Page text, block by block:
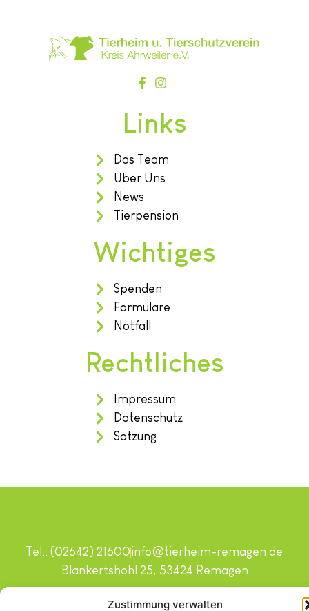
Zustimmung verwalten
Links
Das Team
Über Uns
News
Tierpension
Wichtiges
Spenden
Formulare
Notfall
Rechtliches
Impressum
Datenschutz
Satzung
Copyright © 2024. Alle Rechte vorbehalten.
Tel.: (02642) 21600info@tierheim-remagen.de
Blankertshohl 25, 53424 Remagen